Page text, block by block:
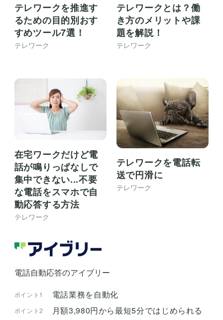
テレワークを推進す
るための目的別おす
すめツール7選！
テレワーク
テレワークとは？働
き方のメリットや課
題を解説！
テレワーク
在宅ワークだけど電
話が鳴りっぱなしで
集中できない...不要
な電話をスマホで自
動応答する方法
テレワーク
テレワークを電話転
送で円滑に
テレワーク
電話自動応答のアイブリー
ポイント1 電話業務を自動化
ポイント2 月額3,980円から最短5分ではじめられる